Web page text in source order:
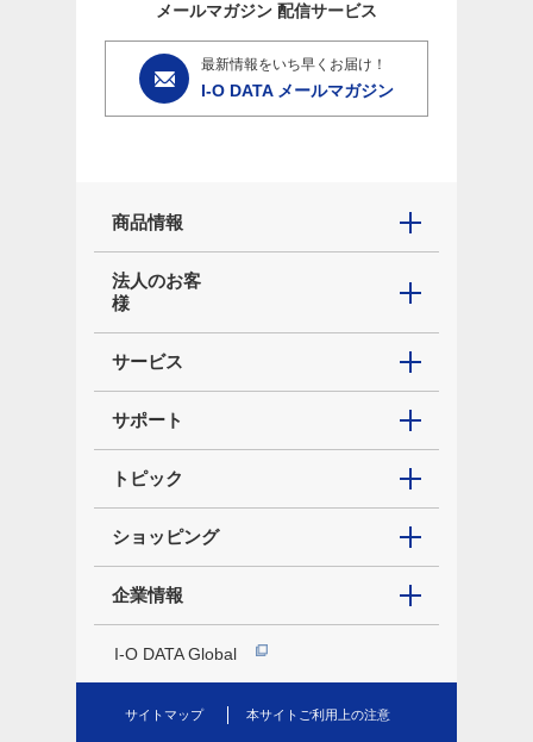
メールマガジン 配信サービス
最新情報をいち早くお届け！
I-O DATA メールマガジン
商品情報
法人のお客
様
サービス
サポート
トピック
ショッピング
企業情報
I-O DATA Global
サイトマップ 本サイトご利用上の注意